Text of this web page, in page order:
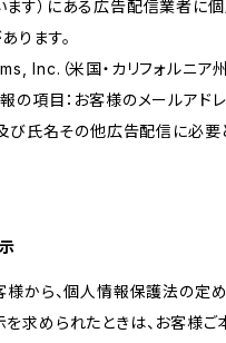
ます）にある広告配信業者に
ります。
（米国・カリフォルニア州
の項目：お客様のメールアド
び氏名その他広告配信に必要
様から、個人情報保護法の定
求められたときは、お客様ご